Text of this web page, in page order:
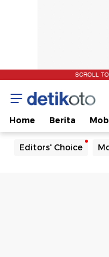
SCROLL
Home Berita
Editors' Choice